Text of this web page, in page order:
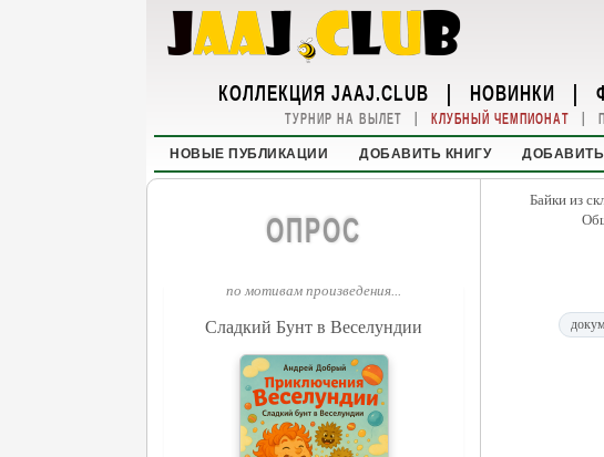
КОЛЛЕКЦИЯ JAAJ.CLUB | НОВИНКИ |
ТУРНИР НА ВЫЛЕТ | КЛУБНЫЙ ЧЕМПИОНАТ |
НОВЫЕ ПУБЛИКАЦИИ ДОБАВИТЬ КНИГУ
ОПРОС
по мотивам произведения...
Сладкий Бунт в Веселундии
Байки из